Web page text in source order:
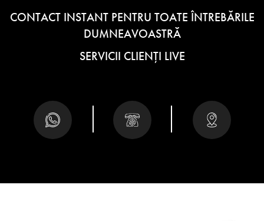
CONTACT INSTANT PENTRU TOATE ÎNTREBĂRILE
DUMNEAVOASTRĂ
SERVICII CLIENȚI LIVE